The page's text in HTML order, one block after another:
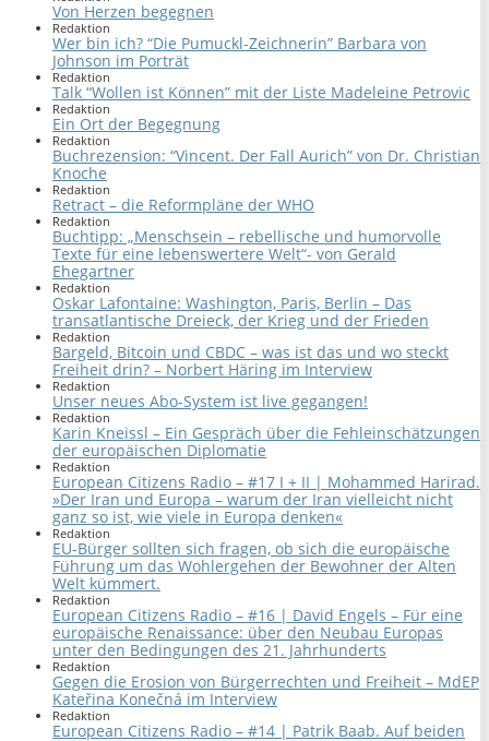
Von Herzen begegnen
Redaktion
Wer bin ich? “Die Pumuckl-Zeichnerin” Barbara von
Johnson im Porträt
Redaktion
Talk “Wollen ist Können” mit der Liste Madeleine Petrovic
Redaktion
Ein Ort der Begegnung
Redaktion
Buchrezension: “Vincent. Der Fall Aurich” von Dr. Christian
Knoche
Redaktion
Retract – die Reformpläne der WHO
Redaktion
Buchtipp: „Menschsein – rebellische und humorvolle
Texte für eine lebenswertere Welt“- von Gerald
Ehegartner
Redaktion
Oskar Lafontaine: Washington, Paris, Berlin – Das
transatlantische Dreieck, der Krieg und der Frieden
Redaktion
Bargeld, Bitcoin und CBDC – was ist das und wo steckt
Freiheit drin? – Norbert Häring im Interview
Redaktion
Unser neues Abo-System ist live gegangen!
Redaktion
Karin Kneissl – Ein Gespräch über die Fehleinschätzungen
der europäischen Diplomatie
Redaktion
European Citizens Radio – #17 I + II | Mohammed Harirad.
»Der Iran und Europa – warum der Iran vielleicht nicht
ganz so ist, wie viele in Europa denken«
Redaktion
EU-Bürger sollten sich fragen, ob sich die europäische
Führung um das Wohlergehen der Bewohner der Alten
Welt kümmert.
Redaktion
European Citizens Radio – #16 | David Engels – Für eine
europäische Renaissance: über den Neubau Europas
unter den Bedingungen des 21. Jahrhunderts
Redaktion
Gegen die Erosion von Bürgerrechten und Freiheit – MdEP
Kateřina Konečná im Interview
Redaktion
European Citizens Radio – #14 | Patrik Baab. Auf beiden